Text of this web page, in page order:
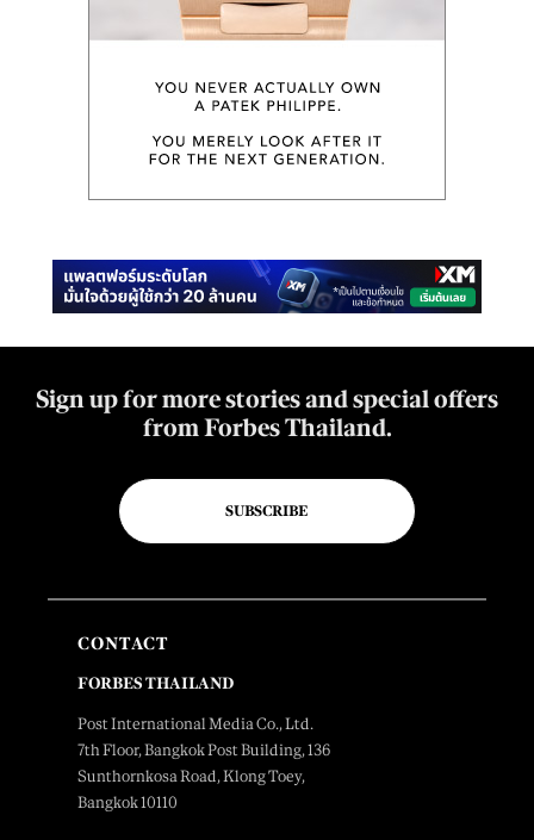
Sign up for more stories and special offers
from Forbes Thailand.
SUBSCRIBE
CONTACT
FORBES THAILAND
Post International Media Co., Ltd.
7th Floor, Bangkok Post Building, 136
Sunthornkosa Road, Klong Toey,
Bangkok 10110